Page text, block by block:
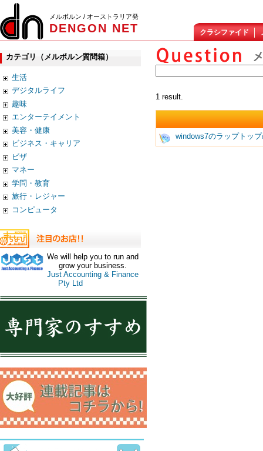
メルボルン / オーストラリア発
DENGON NET クラシファイド
カテゴリ（メルボルン質問箱）
生活
デジタルライフ
趣味
エンターテイメント
美容・健康
ビジネス・キャリア
ビザ
マネー
学問・教育
旅行・レジャー
コンピュータ
We will help you to run and
grow your business.
Just Accounting & Finance
Pty Ltd
1 result.
windows7のラップトッ